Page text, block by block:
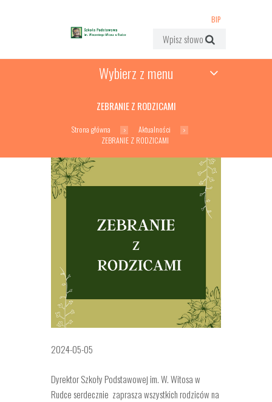
BIP
Wybierz z menu
ZEBRANIE Z RODZICAMI
Strona główna
Aktualności
ZEBRANIE Z RODZICAMI
2024-05-05
Dyrektor Szkoły Podstawowej im. W. Witosa w
Rudce serdecznie zaprasza wszystkich rodziców na